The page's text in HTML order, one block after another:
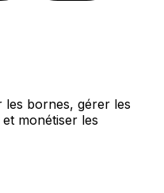
les bornes, gérer les
monétiser les